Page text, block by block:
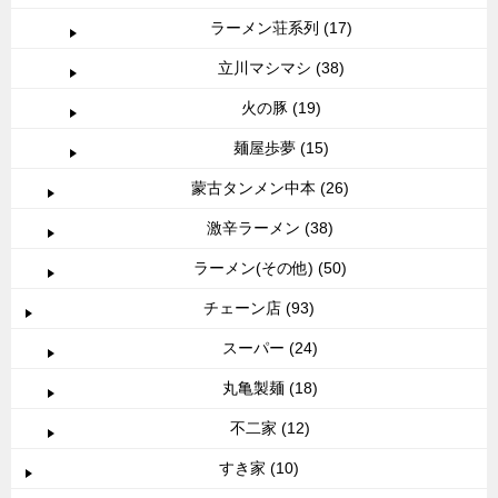
ラーメン荘系列 (17)
立川マシマシ (38)
火の豚 (19)
麺屋歩夢 (15)
蒙古タンメン中本 (26)
激辛ラーメン (38)
ラーメン(その他) (50)
チェーン店 (93)
スーパー (24)
丸亀製麺 (18)
不二家 (12)
すき家 (10)